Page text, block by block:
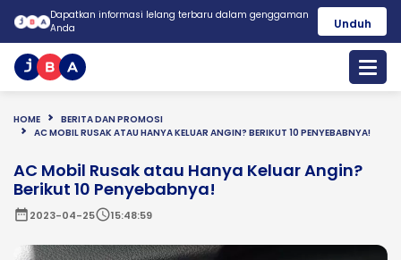
Dapatkan informasi lelang terbaru dalam genggaman
Anda
Unduh
HOME
BERITA DAN PROMOSI
AC MOBIL RUSAK ATAU HANYA KELUAR ANGIN? BERIKUT 10 PENYEBABNYA!
AC Mobil Rusak atau Hanya Keluar Angin?
Berikut 10 Penyebabnya!
date_range2023-04-25schedule15:48:59